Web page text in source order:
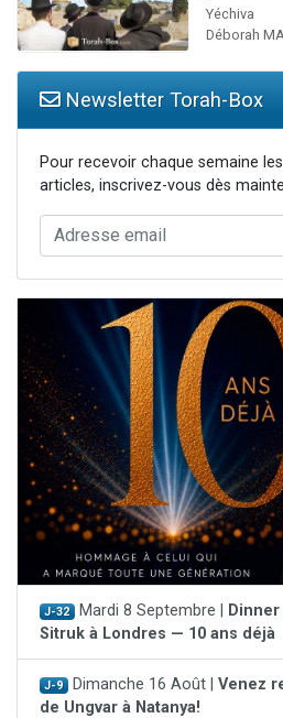
Yéchiva
Déborah
Newsletter Torah-Box
Pour recevoir chaque semaine
articles, inscrivez-vous dès
J-32 Mardi 8 Septembre |
Sitruk à Londres — 10 ans déjà
J-9 Dimanche 16 Août | Venez
de Ungvar à Natanya!